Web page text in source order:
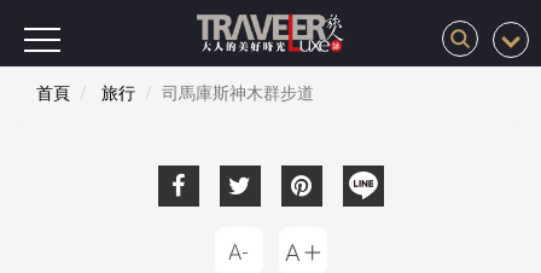
首頁 旅行 司馬庫斯神木群步道